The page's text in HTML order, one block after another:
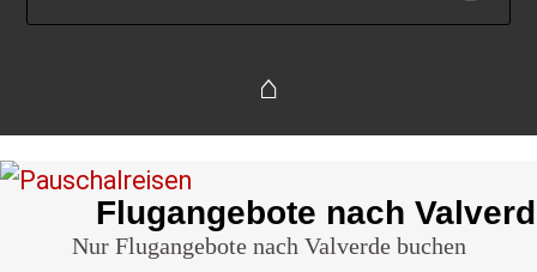
Reise
einfach
Flugangebote nach
Nur Flugangebote nach Valverde buchen